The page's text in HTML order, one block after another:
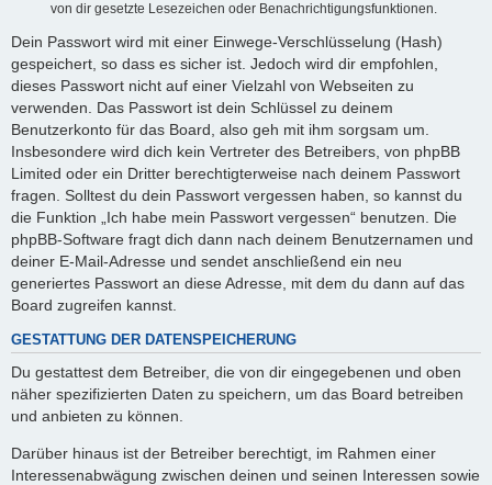
von dir gesetzte Lesezeichen oder Benachrichtigungsfunktionen.
Dein Passwort wird mit einer Einwege-Verschlüsselung (Hash)
gespeichert, so dass es sicher ist. Jedoch wird dir empfohlen,
dieses Passwort nicht auf einer Vielzahl von Webseiten zu
verwenden. Das Passwort ist dein Schlüssel zu deinem
Benutzerkonto für das Board, also geh mit ihm sorgsam um.
Insbesondere wird dich kein Vertreter des Betreibers, von phpBB
Limited oder ein Dritter berechtigterweise nach deinem Passwort
fragen. Solltest du dein Passwort vergessen haben, so kannst du
die Funktion „Ich habe mein Passwort vergessen“ benutzen. Die
phpBB-Software fragt dich dann nach deinem Benutzernamen und
deiner E-Mail-Adresse und sendet anschließend ein neu
generiertes Passwort an diese Adresse, mit dem du dann auf das
Board zugreifen kannst.
GESTATTUNG DER DATENSPEICHERUNG
Du gestattest dem Betreiber, die von dir eingegebenen und oben
näher spezifizierten Daten zu speichern, um das Board betreiben
und anbieten zu können.
Darüber hinaus ist der Betreiber berechtigt, im Rahmen einer
Interessenabwägung zwischen deinen und seinen Interessen sowie